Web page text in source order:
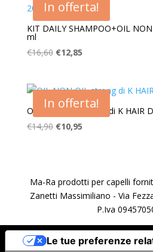
In offerta!
KIT DAILY SHAMPOO+OIL
ml
€16,60 Il
era:
€16,60.
€12,85Il
è:
€12,85.
In offerta!
OIL NON OIL strong di K HAIR
€14,90 Il
€14,90.
€10,95Il
€10,95.
Ma-Ra prodotti per capelli
Zanetti Massimiliano - Via
P.Iva
Le tue preferenze